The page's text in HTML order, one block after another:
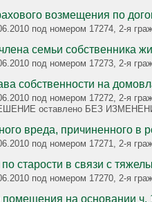
возмещения по
под номером 17274, 2-я
семьи собственника
под номером 17273, 2-я
собственности на
под номером 17272, 2-я
оставлено БЕЗ
вреда, причиненного в
под номером 17271, 2-я
старости в связи с
под номером 17270, 2-я
помещения на основании